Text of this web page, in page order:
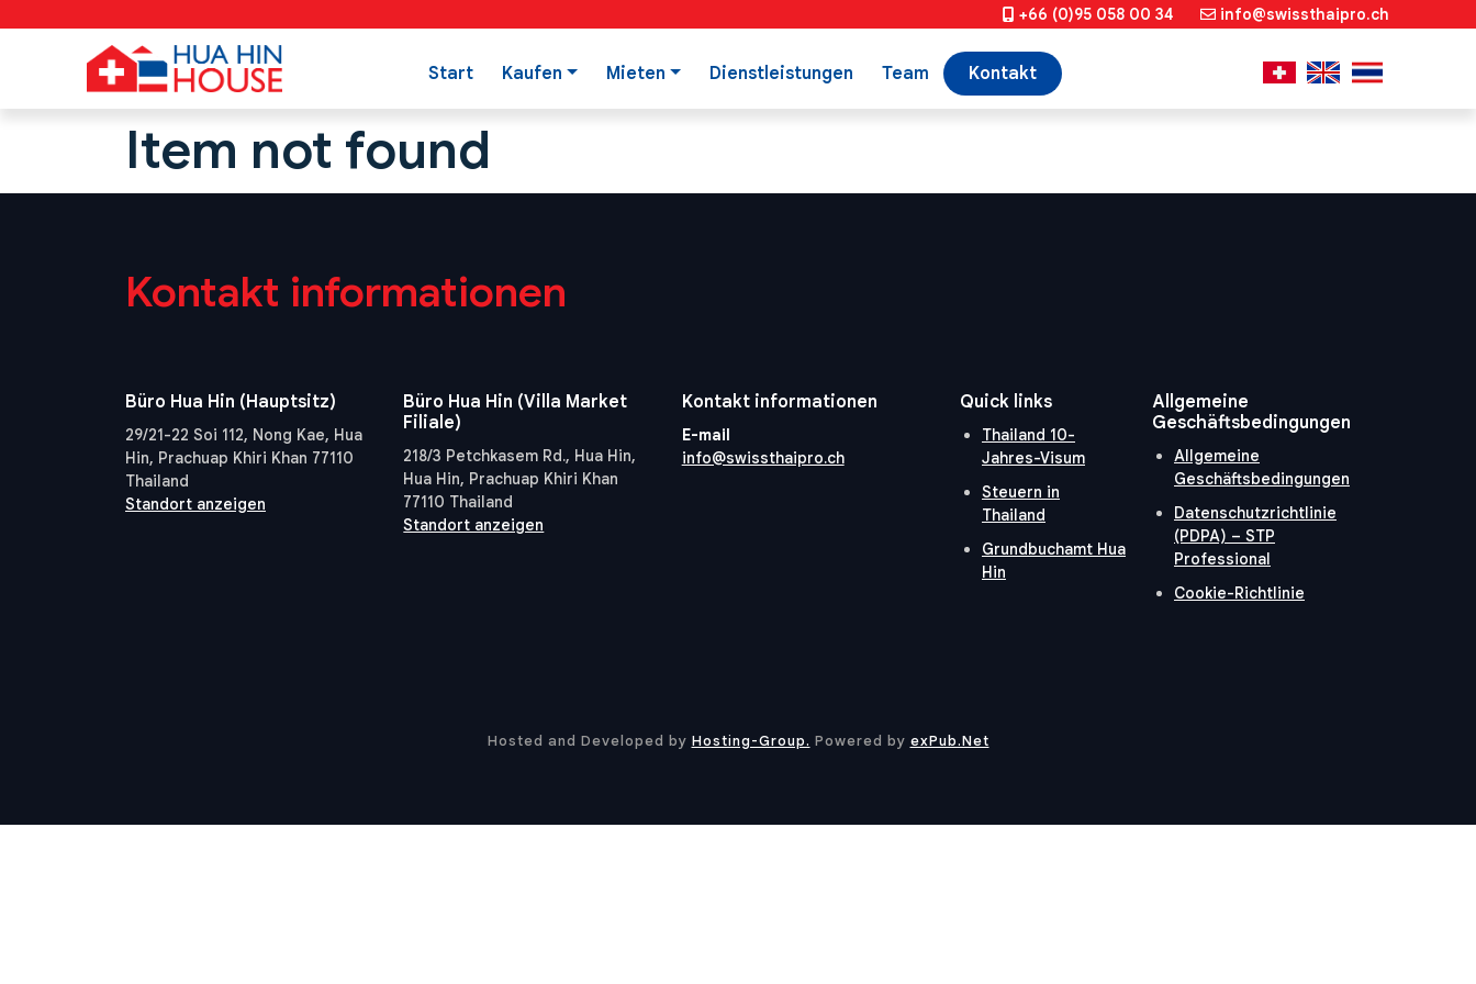
+66 (0)95 058 00 34 info@swissthaipro.ch
Start Kaufen Mieten Dienstleistungen Team Kontakt
Item not found
Kontakt informationen
Büro Hua Hin (Hauptsitz)
29/21-22 Soi 112, Nong Kae, Hua
Hin, Prachuap Khiri Khan 77110
Thailand
Standort anzeigen
Büro Hua Hin (Villa Market
Filiale)
218/3 Petchkasem Rd., Hua Hin,
Hua Hin, Prachuap Khiri Khan
77110 Thailand
Standort anzeigen
Kontakt informationen
E-mail
info@swissthaipro.ch
Quick links
Thailand 10-
Jahres-Visum
Steuern in
Thailand
Grundbuchamt Hua
Hin
Allgemeine
Geschäftsbedingungen
Allgemeine
Geschäftsbedingungen
Datenschutzrichtlinie
(PDPA) – STP
Professional
Cookie-Richtlinie
Hosted and Developed by Hosting-Group. ​Powered by exPub.Net